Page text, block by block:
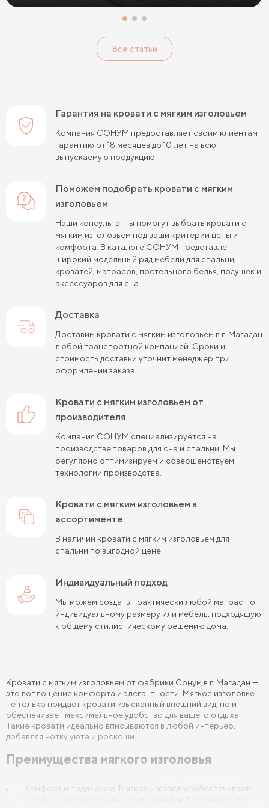
Кровати с мягким изголовьем Кровати светлых цветов
Кровати белого цвета
Кровати цвета графит Кровати желтого цвета
Кровати красного цвета Кровати оранжевого цвета
Кровати розового цвета Кровати серого цвета
Кровати синего цвета Кровати фиолетового цвета
Кровати черного цвета Кровати бежевого цвета
Кровати шириной 90 см
Кровати шириной 140 см Кровати шириной 160 см
Кровати шириной 180 см Кровати шириной 200 см
Кровати длиной 180 см
Кровати длиной 200 см
Кровати 80х180 см (для маленькой комнаты)
Большие кровати Кровати 80х190 см
Кровати 140х190 см Кровати 160х190 см
Кровати 180х190 см Кровати 200х190 см
Кровати 80х200 см Кровати 90х200 см
Кровати 120х200 см Кровати 140х200 см
Кровати 200х200 см (Кинг Сайз)
Кровати с подъемным механизмом
Кровати для взрослых Кровати с ящиками
Все статьи
Гарантия на кровати с мягким изголовьем
Компания СОНУМ предоставляет своим клиентам
гарантию от 18 месяцев до 10 лет на всю
выпускаемую продукцию.
Поможем подобрать кровати с мягким
изголовьем
Наши консультанты помогут выбрать кровати с
мягким изголовьем под ваши критерии цены и
комфорта. В каталоге СОНУМ представлен
широкий модельный ряд мебели для спальни,
кроватей, матрасов, постельного белья, подушек и
аксессуаров для сна.
Доставка
Доставим кровати с мягким изголовьем в г. Магадан
любой транспортной компанией. Сроки и
стоимость доставки уточнит менеджер при
оформлении заказа.
кровати с мягким изголовьем от
производителя
Компания СОНУМ специализируется на
производстве товаров для сна и спальни. Мы
регулярно оптимизируем и совершенствуем
технологии производства.
кровати с мягким изголовьем в
ассортименте
В наличии кровати с мягким изголовьем для
спальни по выгодной цене.
Индивидуальный подход
Мы можем создать практически любой матрас по
индивидуальному размеру или мебель, подходящую
к общему стилистическому решению дома.
Кровати с мягким изголовьем от фабрики Сонум в г. Магадан —
это воплощение комфорта и элегантности. Мягкое изголовье
не только придает кровати изысканный внешний вид, но и
обеспечивает максимальное удобство для вашего отдыха.
Такие кровати идеально вписываются в любой интерьер,
добавляя нотку уюта и роскоши.
Преимущества мягкого изголовья
Комфорт и поддержка: Мягкое изголовье обеспечивает